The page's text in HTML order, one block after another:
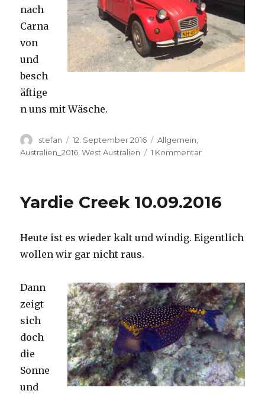
nach
Carna
von
und
besch
äftige
n uns mit Wäsche.
Autor
stefan
Veröffentlicht
am
12. September 2016 Kategorien
Allgemein
Australien_2016 ,West Australien 1 Kommentarzu
Yardie Creek 10.09.2016
Heute ist es wieder kalt und windig. Eigentlich
wollen wir gar nicht raus.
Dann
zeigt
sich
doch
die
Sonne
und